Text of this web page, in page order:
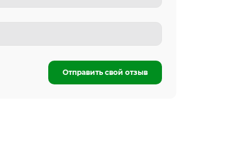
Отправить свой отзыв